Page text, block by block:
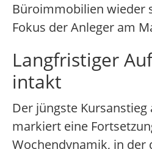
Büroimmobilien wieder
Fokus der Anleger am
Langfristiger
intakt
Der jüngste Kursanstieg
markiert eine
Wochendynamik, in der